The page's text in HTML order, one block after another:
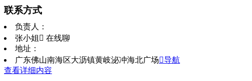
联系方式
负责人：
张小姐  在线聊
地址：
广东佛山南海区大沥镇黄岐泌冲海北广场导航
查看详细内容